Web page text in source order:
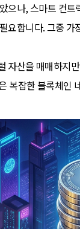
으나, 스마트 컨
요합니다. 그중
자산을 매매하지
복잡한 블록체인